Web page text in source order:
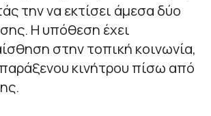
την να εκτίσει άμεσα δύο
Η υπόθεση έχει
στην τοπική κοινωνία,
κινήτρου πίσω από